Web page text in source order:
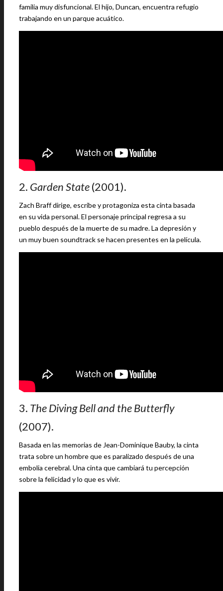
familia muy disfuncional. El hijo, Duncan, encuentra refugio
trabajando en un parque acuático.
2. Garden State(2001).
Zach Braff dirige, escribe y protagoniza esta cinta basada
en su vida personal. El personaje principal regresa a su
pueblo después de la muerte de su madre. La depresión y
un muy buen soundtrack se hacen presentes en la película.
3. The Diving Bell and the Butterfly
(2007).
Basada en las memorias de Jean-Dominique Bauby, la cinta
trata sobre un hombre que es paralizado después de una
embolia cerebral. Una cinta que cambiará tu percepción
sobre la felicidad y lo que es vivir.